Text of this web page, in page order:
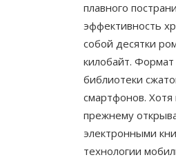
плавного
эффективность
собой десятки
килобайт.
библиотеки
смартфонов.
прежнему
электронными
технологии